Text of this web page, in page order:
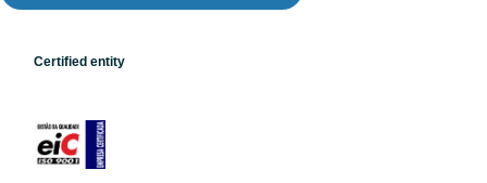
Certified entity